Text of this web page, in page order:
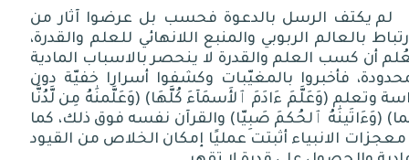
لم يكتف الرسل بالدعوة فحسب بل عرضوا آثار من
بالعالم الربوبي والمنبع اللانهائي للعلم والقدرة،
أن كسب العلم والقدرة لا ينحصر بالاسباب المادية
فأخبروا بالمغيّبات وكشفوا أسرارا خفيّة دون
وتعلم (وَعَلَّمَ ءَادَمَ ٱلأَسمَآءَ كُلَّهَا) (وَعَلَّمنَٰهُ مِن لَّدُنَّا
) (وَءَاتَينَٰهُ ٱلحُكمَ صَبِيّا) والقرآن نفسه فوق ذلك، كما
معجزات الانبياء أثبتت عمليًا إمكان الخلاص من القيود